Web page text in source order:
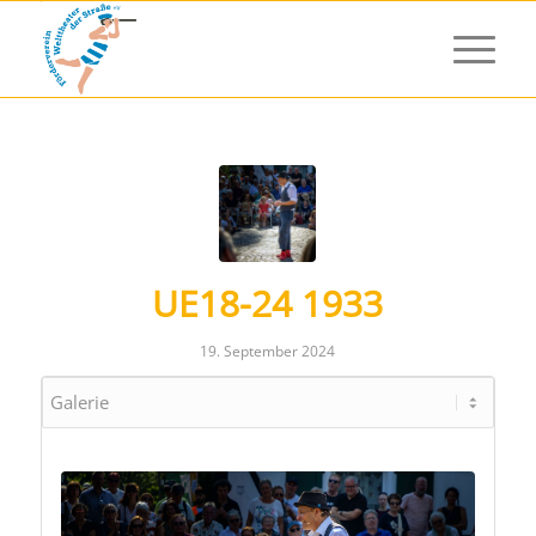
UE18-24 1933
19. September 2024